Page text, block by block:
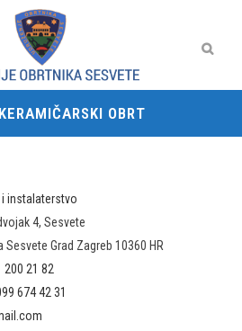
OBRT
instalaterstvo
4, Sesvete
Sesvete Grad Zagreb 10360 HR
200 21 82
674 42 31